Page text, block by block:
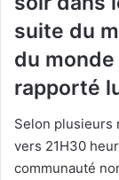
suite du
du
rapporté
Selon plusieurs
vers 21H30
communauté